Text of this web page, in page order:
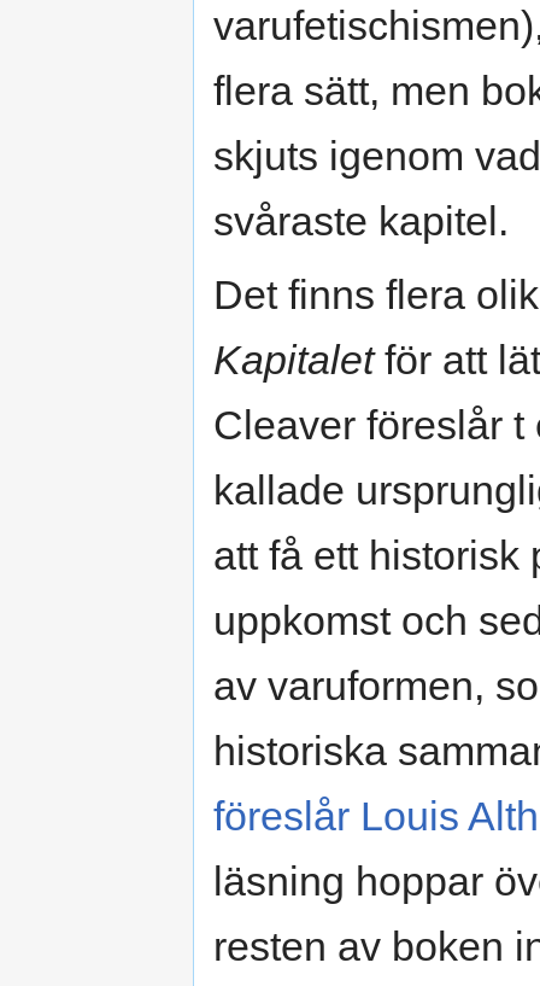
flera sätt, men
skjuts igenom
svåraste kapitel.
Det finns flera
Kapitaletför att
Cleaver föreslår
kallade
att få ett historisk
uppkomst och
av varuformen,
historiska
föreslår Louis
läsning hoppar
resten av boken